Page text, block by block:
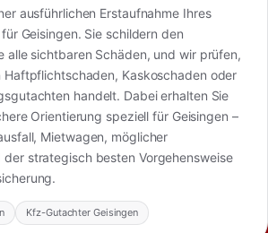
ausführlichen Erstaufnahme Ihres
Geisingen. Sie schildern den
alle sichtbaren Schäden, und wir prüfen,
Haftpflichtschaden, Kaskoschaden oder
handelt. Dabei erhalten Sie
Orientierung speziell für Geisingen –
Mietwagen, möglicher
strategisch besten Vorgehensweise
Kfz-Gutachter Geisingen